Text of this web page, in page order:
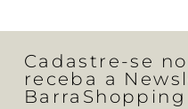
Cadastre-se
receba a
BarraShopping